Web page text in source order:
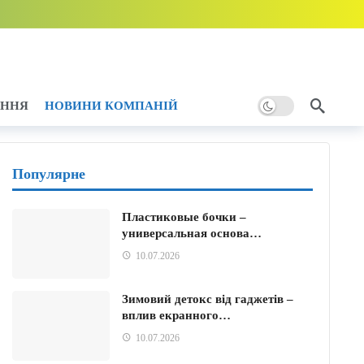
НОВИНИ КОМПАНІЙ
Популярне
Пластиковые бочки –
универсальная основа…
10.07.2026
Зимовий детокс від гаджетів –
вплив екранного…
10.07.2026